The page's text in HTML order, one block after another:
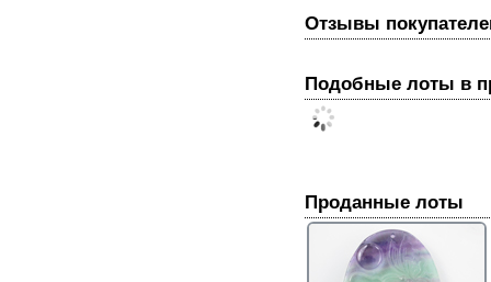
Отзывы
Подобные лоты в
Проданные лоты